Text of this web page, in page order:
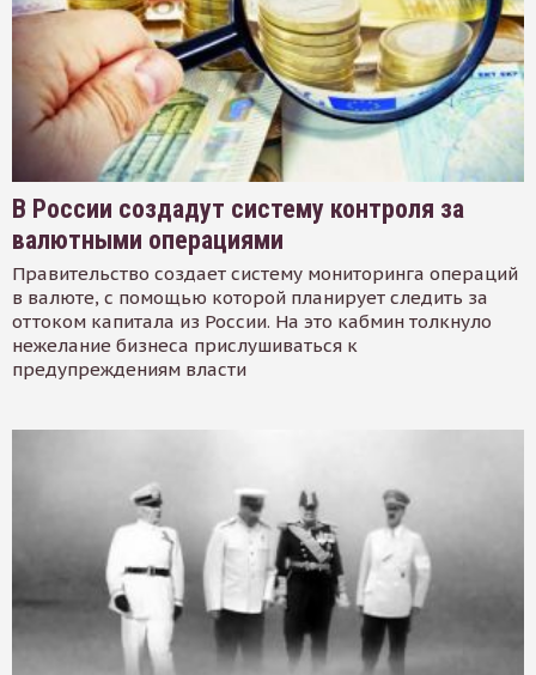
В России создадут систему контроля за
валютными операциями
Правительство создает систему мониторинга операций
в валюте, с помощью которой планирует следить за
оттоком капитала из России. На это кабмин толкнуло
нежелание бизнеса прислушиваться к
предупреждениям власти